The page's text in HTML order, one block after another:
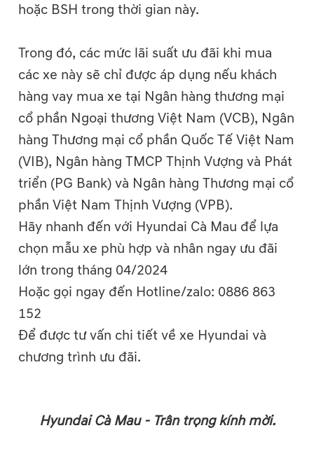
hoặc BSH trong thời gian này.
Trong đó, các mức lãi suất ưu đãi khi mua
các xe này sẽ chỉ được áp dụng nếu khách
hàng vay mua xe tại Ngân hàng thương mại
cổ phần Ngoại thương Việt Nam (VCB), Ngân
hàng Thương mại cổ phần Quốc Tế Việt Nam
(VIB), Ngân hàng TMCP Thịnh Vượng và Phát
triển (PG Bank) và Ngân hàng Thương mại cổ
phần Việt Nam Thịnh Vượng (VPB).
Hãy nhanh đến với Hyundai Cà Mau để lựa
chọn mẫu xe phù hợp và nhân ngay ưu đãi
lớn trong tháng 04/2024
Hoặc gọi ngay đến Hotline/zalo: 0886 863
152
Để được tư vấn chi tiết về xe Hyundai và
chương trình ưu đãi.
Hyundai Cà Mau - Trân trọng kính mời.